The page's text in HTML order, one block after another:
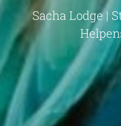
Sacha Lodge |